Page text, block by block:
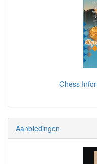
Chess
Aanbiedingen